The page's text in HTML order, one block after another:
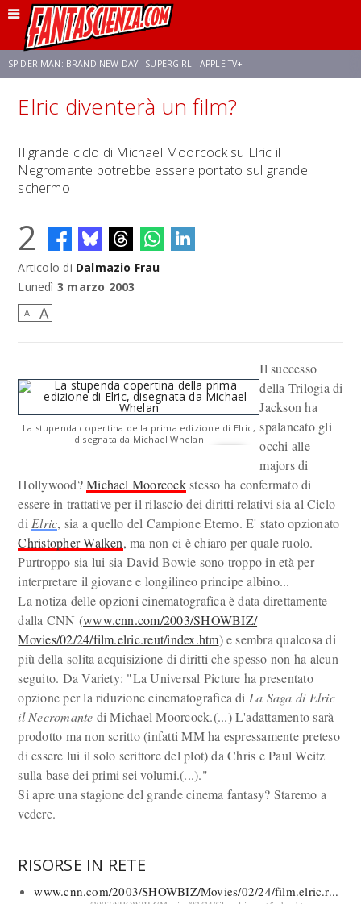
SPIDER-MAN: BRAND NEW DAY SUPERGIRL APPLE TV+
FRANCO RICCIARDIELLO ZENDAYA STAR TREK AVENGERS: DOOMSDAY
NETFLIX SADIE SINK CELIA ROSE GOODING
Elric diventerà un film?
Il grande ciclo di Michael Moorcock su Elric il
Negromante potrebbe essere portato sul grande
schermo
2
Articolo di Dalmazio Frau
Lunedì 3 marzo 2003
A A
La stupenda copertina della prima edizione di Elric,
disegnata da Michael Whelan
Il successo
della Trilogia di
Jackson ha
spalancato gli
occhi alle
majors di
Hollywood?Michael Moorcockstesso ha confermato di
essere in trattative per il rilascio dei diritti relativi sia al Ciclo
di Elric, sia a quello del Campione Eterno. E' stato opzionato
Christopher Walken, ma non ci è chiaro per quale ruolo.
Purtroppo sia lui sia David Bowie sono troppo in età per
interpretare il giovane e longilineo principe albino...
La notiza delle opzioni cinematografica è data direttamente
dalla CNN (www.cnn.com/2003/SHOWBIZ/
Movies/02/24/film.elric.reut/index.htm) e sembra qualcosa di
più della solita acquisizione di diritti che spesso non ha alcun
seguito. Da Variety: "La Universal Picture ha presentato
opzione per la riduzione cinematografica di La Saga di Elric
il Necromante di Michael Moorcock.(...) L'adattamento sarà
prodotto ma non scritto (infatti MM ha espressamente preteso
di essere lui il solo scrittore del plot) da Chris e Paul Weitz
sulla base dei primi sei volumi.(...)."
Si apre una stagione del grande cinema fantasy? Staremo a
vedere.
RISORSE IN RETE
www.cnn.com/2003/SHOWBIZ/Movies/02/24/film.elric.r...